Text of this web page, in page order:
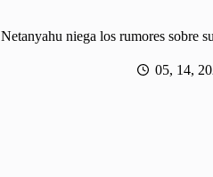
Netanyahu niega los rumores sobre
05, 14,